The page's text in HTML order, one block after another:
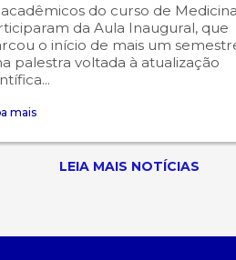
acadêmicos do curso de Medicina
da Aula Inaugural, que
o início de mais um
palestra voltada à atualização
mais
LEIA MAIS NOTÍCIAS